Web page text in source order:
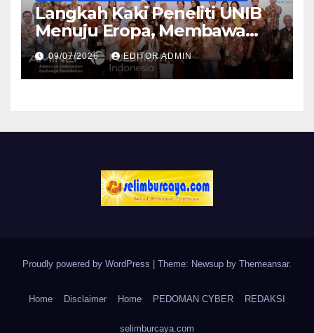
Langkah Kaki Peneliti UNIB
Menuju Eropa, Membawa
Misi Penyelamatan Atmosfer
Bumi
09/07/2026 EDITOR ADMIN
Proudly powered by WordPress Theme: Newsup by Themeansar.
Home Disclaimer Home PEDOMAN CYBER REDAKSI
selimburcaya.com